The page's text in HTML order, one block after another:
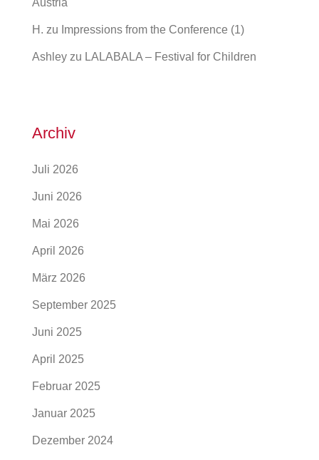
H. zu Impressions from the Conference (1)
Ashley zu LALABALA – Festival for Children
Archiv
Juli 2026
Juni 2026
Mai 2026
April 2026
März 2026
September 2025
Juni 2025
April 2025
Februar 2025
Januar 2025
Dezember 2024